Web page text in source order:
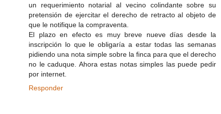
un requerimiento notarial al vecino colindante sobre su
pretensión de ejercitar el derecho de retracto al objeto de
que le notifique la compraventa.
El plazo en efecto es muy breve nueve días desde la
inscripción lo que le obligaría a estar todas las semanas
pidiendo una nota simple sobre la finca para que el derecho
no le caduque. Ahora estas notas simples las puede pedir
por internet.
Responder